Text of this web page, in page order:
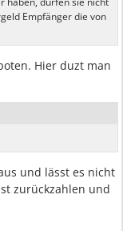
Empfänger die von
Hier duzt man
und lässt es nicht
zurückzahlen und